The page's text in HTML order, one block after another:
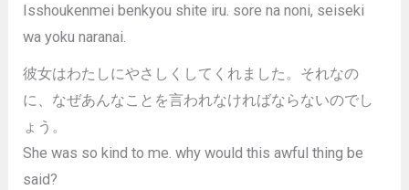
Isshoukenmei benkyou shite iru. sore na noni, seiseki
wa yoku naranai.
彼女はわたしにやさしくしてくれました。それなの
に、なぜあんなことを言われなければならないのでし
ょう。
She was so kind to me. why would this awful thing be
said?